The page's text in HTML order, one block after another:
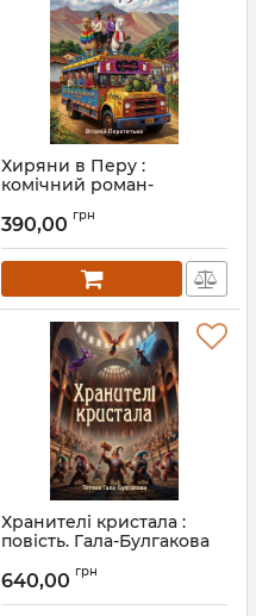
Хиряни в Перу :
комічний роман-
в мандрах» ; кн. 2
Артикул: Л13524
390,00 грн
Хранителі кристала :
повість. Гала-Булгакова
Артикул: Л13522
640,00 грн